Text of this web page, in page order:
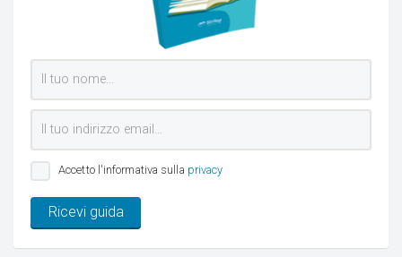
Accetto l'informativa sulla privacy
Ricevi guida